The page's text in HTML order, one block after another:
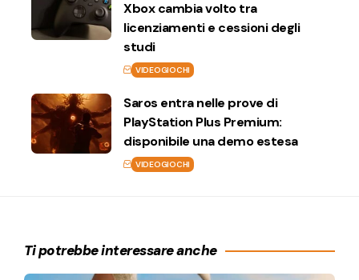
Xbox cambia volto tra
licenziamenti e cessioni degli
studi
VIDEOGIOCHI
Saros entra nelle prove di
PlayStation Plus Premium:
disponibile una demo estesa
VIDEOGIOCHI
Ti potrebbe interessare anche